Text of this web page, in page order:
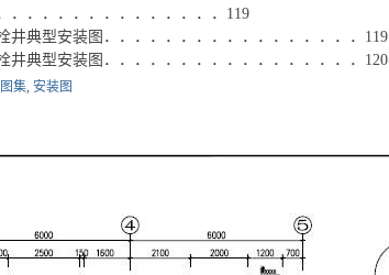
．．．．．．．．．．．．．．119
井典型安装图．．．．．．．．．．．．．．．．．119
井典型安装图．．．．．．．．．．．．．．．．．120
集, 安装图